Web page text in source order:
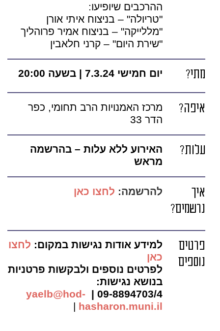
ההרכבים שיופיעו:
"טריולה" – בניצוח איתי אורן
"מללייקה" – בניצוח אמיר פרוהליך
"שירת היום" – קרני חלאבין
מתי? יום חמישי 7.3.24 | בשעה 20:00
איפה?
מרכז האמנויות הרב תחומי, כפר
הדר 33
עלות?
האירוע ללא עלות – בהרשמה
מראש
איך
נרשמים?
להרשמה: לחצו כאן
פרטים
נוספים
למידע אודות נגישות במקום: לחצו
כאן
לפרטים נוספים ולבקשות פרטניות
בנושא נגישות:
09-8894703/4 |
yaelb@hod-
hasharon.muni.il
|